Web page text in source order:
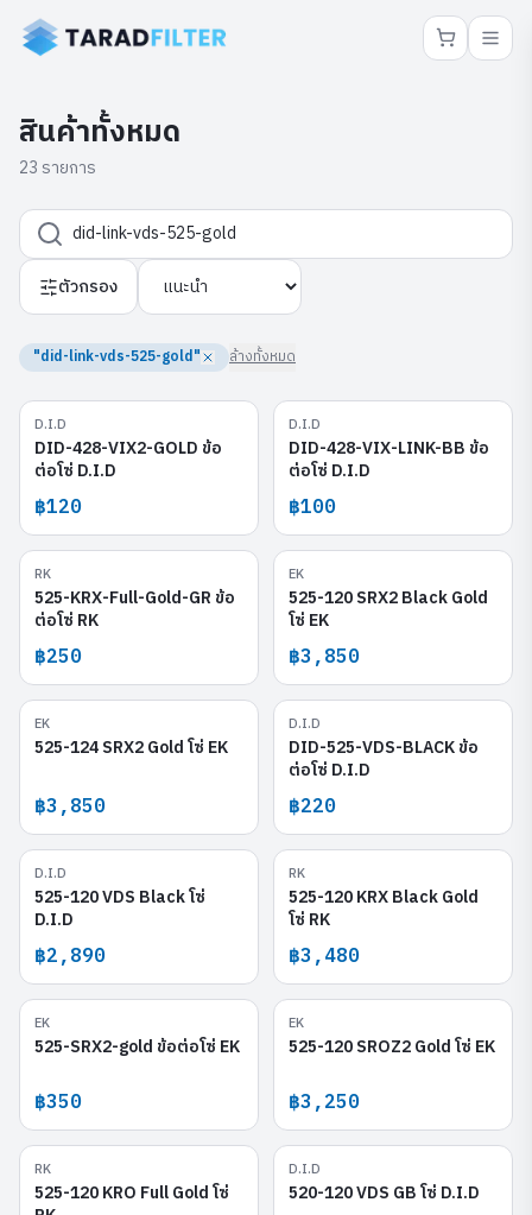
สินค้าทั้งหมด
23 รายการ
ตัวกรอง
"did-link-vds-525-gold" ล้างทั้งหมด
D.I.D
DID-428-VIX2-GOLD ข้อ
ต่อโซ่ D.I.D
฿120
D.I.D
DID-428-VIX-LINK-BB ข้อ
ต่อโซ่ D.I.D
฿100
RK
525-KRX-Full-Gold-GR ข้อ
ต่อโซ่ RK
฿250
EK
525-120 SRX2 Black Gold
โซ่ EK
฿3,850
EK
525-124 SRX2 Gold โซ่ EK
฿3,850
D.I.D
DID-525-VDS-BLACK ข้อ
ต่อโซ่ D.I.D
฿220
D.I.D
525-120 VDS Black โซ่
D.I.D
฿2,890
RK
525-120 KRX Black Gold
โซ่ RK
฿3,480
EK
525-SRX2-gold ข้อต่อโซ่ EK
฿350
EK
525-120 SROZ2 Gold โซ่ EK
฿3,250
RK
525-120 KRO Full Gold โซ่
D.I.D
520-120 VDS GB โซ่ D.I.D